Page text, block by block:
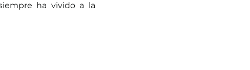
ha vivido a la